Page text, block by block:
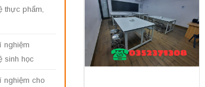
thực phẩm,
nghiệm
sinh học
nghiệm cho